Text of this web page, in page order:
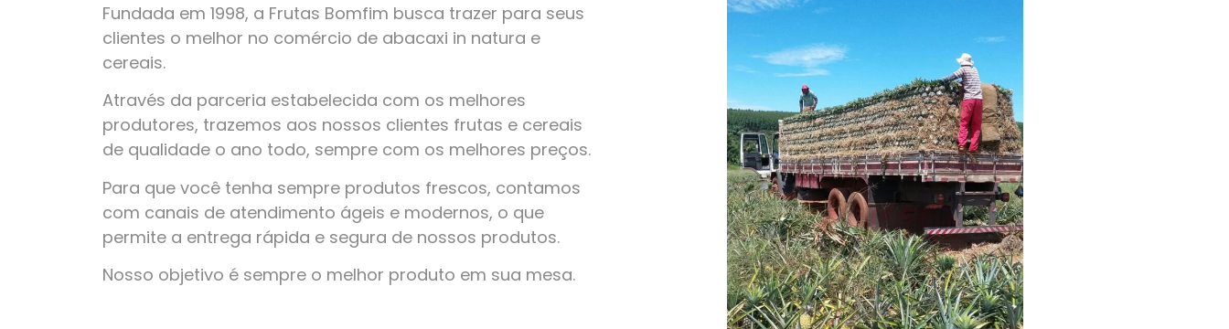
Fundada em 1998, a Frutas Bomfim busca trazer para seus
clientes o melhor no comércio de abacaxi in natura e
cereais.
Através da parceria estabelecida com os melhores
produtores, trazemos aos nossos clientes frutas e cereais
de qualidade o ano todo, sempre com os melhores preços.
Para que você tenha sempre produtos frescos, contamos
com canais de atendimento ágeis e modernos, o que
permite a entrega rápida e segura de nossos produtos.
Nosso objetivo é sempre o melhor produto em sua mesa.